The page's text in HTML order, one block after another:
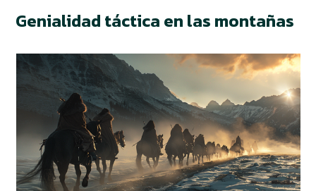
Genialidad táctica en las montañas